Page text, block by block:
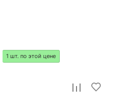
1 шт. по этой цене